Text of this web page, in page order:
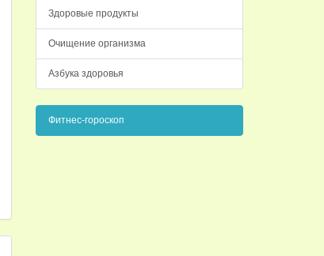
Здоровые продукты
Очищение организма
Азбука здоровья
Фитнес-гороскоп